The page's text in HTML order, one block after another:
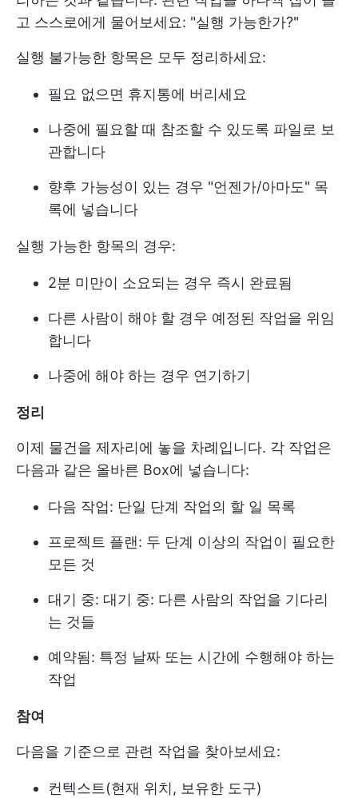
고 스스로에게 물어보세요: "실행 가능한가?"
실행 불가능한 항목은 모두 정리하세요:
필요 없으면 휴지통에 버리세요
나중에 필요할 때 참조할 수 있도록 파일로 보
관합니다
향후 가능성이 있는 경우 "언젠가/아마도" 목
록에 넣습니다
실행 가능한 항목의 경우:
2분 미만이 소요되는 경우 즉시 완료됨
다른 사람이 해야 할 경우 예정된 작업을 위임
합니다
나중에 해야 하는 경우 연기하기
정리
이제 물건을 제자리에 놓을 차례입니다. 각 작업은
다음과 같은 올바른 Box에 넣습니다:
다음 작업: 단일 단계 작업의 할 일 목록
프로젝트 플랜: 두 단계 이상의 작업이 필요한
모든 것
대기 중: 대기 중: 다른 사람의 작업을 기다리
는 것들
예약됨: 특정 날짜 또는 시간에 수행해야 하는
작업
참여
다음을 기준으로 관련 작업을 찾아보세요:
컨텍스트(현재 위치, 보유한 도구)